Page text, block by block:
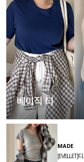
베이직 티
MADE
[EVELLET]